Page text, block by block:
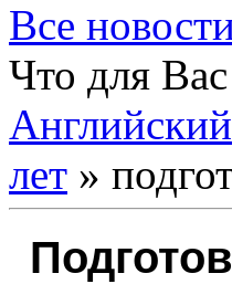
Все
Что для
Английский
лет »